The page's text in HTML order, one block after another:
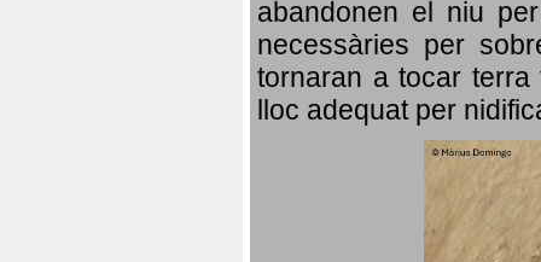
abandonen el niu
necessàries per
tornaran a tocar
lloc adequat per